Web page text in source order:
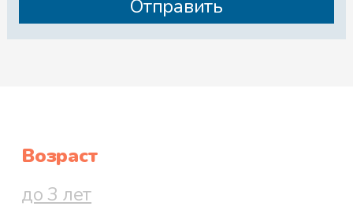
Возраст
до 3 лет